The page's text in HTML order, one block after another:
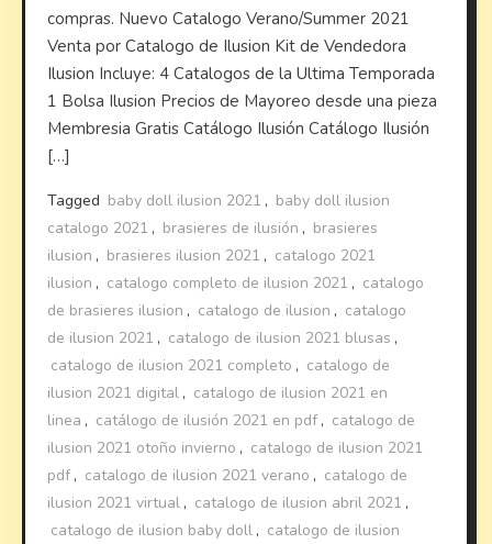
compras. Nuevo Catalogo Verano/Summer 2021
Venta por Catalogo de Ilusion Kit de Vendedora
Ilusion Incluye: 4 Catalogos de la Ultima Temporada
1 Bolsa Ilusion Precios de Mayoreo desde una pieza
Membresia Gratis Catálogo Ilusión Catálogo Ilusión
[…]
Tagged baby doll ilusion 2021 , baby doll ilusion
catalogo 2021 , brasieres de ilusión , brasieres
ilusion , brasieres ilusion 2021 , catalogo 2021
ilusion , catalogo completo de ilusion 2021 , catalogo
de brasieres ilusion , catalogo de ilusion , catalogo
de ilusion 2021 , catalogo de ilusion 2021 blusas ,
catalogo de ilusion 2021 completo , catalogo de
ilusion 2021 digital , catalogo de ilusion 2021 en
linea , catálogo de ilusión 2021 en pdf , catalogo de
ilusion 2021 otoño invierno , catalogo de ilusion 2021
pdf , catalogo de ilusion 2021 verano , catalogo de
ilusion 2021 virtual , catalogo de ilusion abril 2021 ,
catalogo de ilusion baby doll , catalogo de ilusion